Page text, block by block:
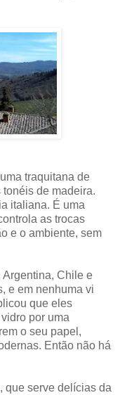
traquitana de
de madeira.
italiana. É uma
as trocas
e o ambiente, sem
Chile e
e em nenhuma vi
que eles
por uma
o seu papel,
Então não há
que serve delícias da